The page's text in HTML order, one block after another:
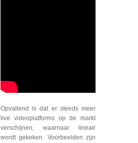
Opvallend is dat er steeds meer
live videoplatforms op de markt
verschijnen, waarnaar lineair
wordt gekeken. Voorbeelden zijn